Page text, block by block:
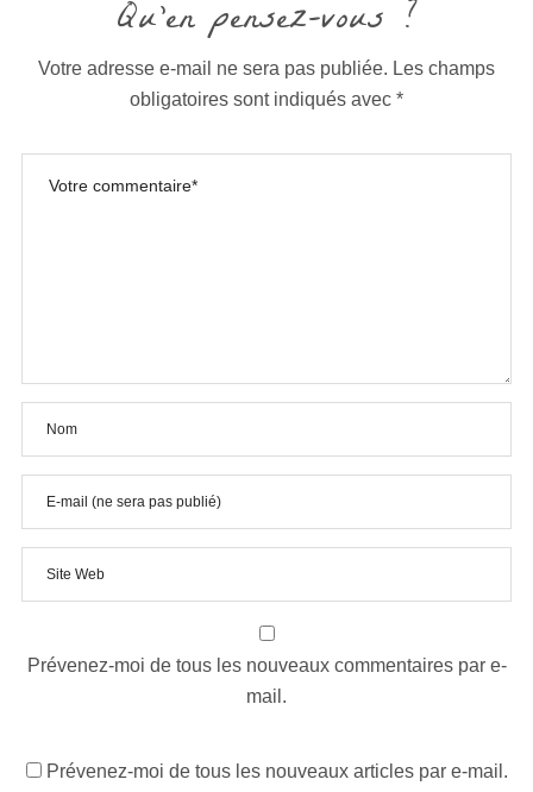
Qu'en pensez-vous ?
Votre adresse e-mail ne sera pas publiée. Les champs
obligatoires sont indiqués avec *
Prévenez-moi de tous les nouveaux commentaires par e-
mail.
Prévenez-moi de tous les nouveaux articles par e-mail.